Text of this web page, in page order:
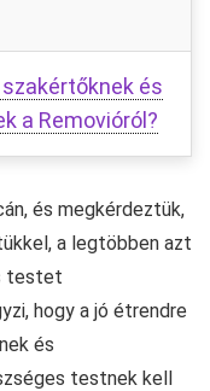
és
a Removióról?
és megkérdeztük,
a legtöbben azt
testet
hogy a jó étrendre
és
testnek kell